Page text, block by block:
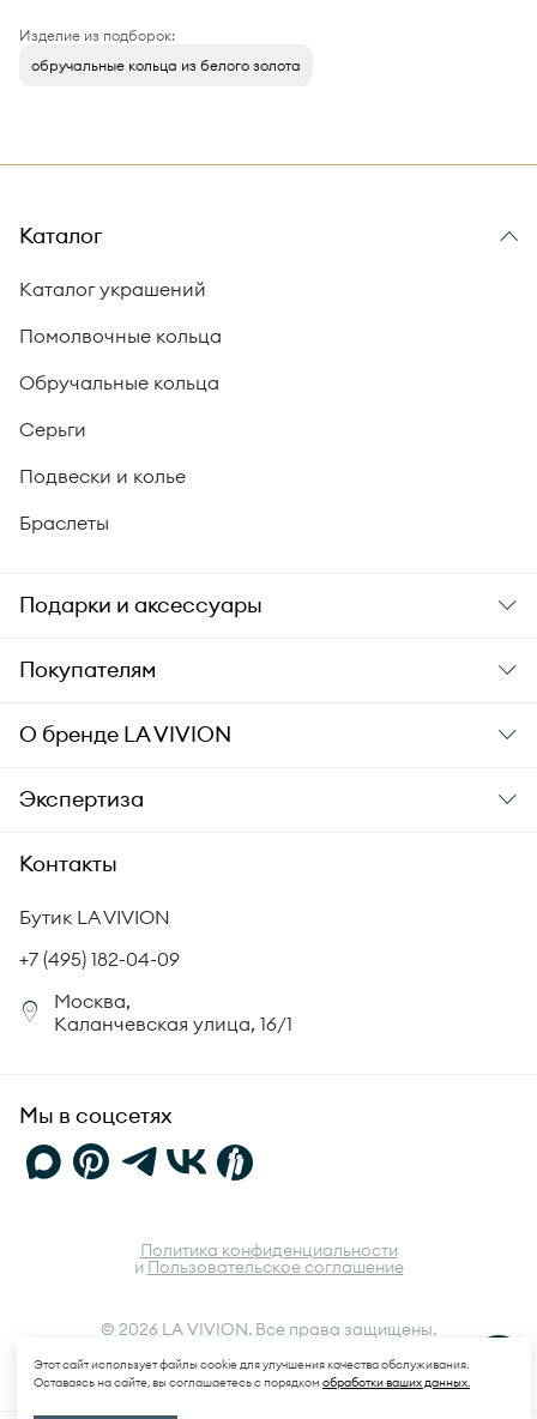
TANDEM
Изделие из подборок:
обручальные кольца из белого золота
Этот сайт использует файлы cookie для улучшения качества обслуживания.
Оставаясь на сайте, вы соглашаетесь с порядком обработки ваших данных.
Каталог
Каталог украшений
Помолвочные кольца
Обручальные кольца
Серьги
Подвески и колье
Браслеты
Подарки и аксессуары
Подарки
Уход за украшениями
Аксессуары
Покупателям
Заказ и оплата
Гарантия подлинности
Комплект документов
Политика возврата
Сертификация бриллиантов
Юридическая информация
О бренде LA VIVION
О компании
СМИ о нас
Корпоративный портал
Экспертиза
Академия LA VIVION
Статьи
Контакты
Бутик LA VIVION
+7 (495) 182-04-09
Москва,
Каланчевская улица, 16/1
Мы в соцсетях
© 2026 LA VIVION. Все права защищены.
Политика конфиденциальности
и Пользовательское соглашение